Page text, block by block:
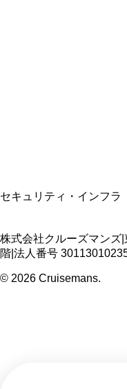
セキュリティ・インフラ
株式会社クルーズマンズ
階 法人番号
© 2026 Cruisemans.